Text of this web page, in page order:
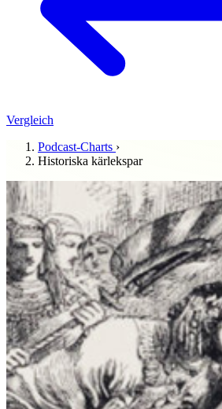
Vergleich
Podcast-Charts ›
Historiska kärlekspar